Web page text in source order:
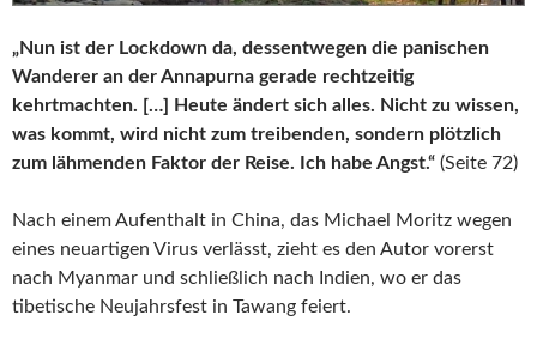
„Nun ist der Lockdown da, dessentwegen die panischen
Wanderer an der Annapurna gerade rechtzeitig
kehrtmachten. […] Heute ändert sich alles. Nicht zu wissen,
was kommt, wird nicht zum treibenden, sondern plötzlich
zum lähmenden Faktor der Reise. Ich habe Angst.“ (Seite 72)
Nach einem Aufenthalt in China, das Michael Moritz wegen
eines neuartigen Virus verlässt, zieht es den Autor vorerst
nach Myanmar und schließlich nach Indien, wo er das
tibetische Neujahrsfest in Tawang feiert.